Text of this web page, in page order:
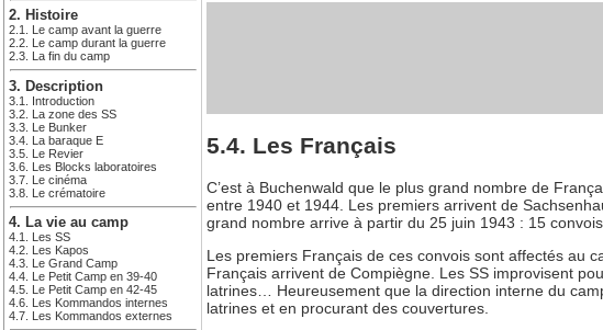
2. Histoire
2.1. Le camp avant la guerre
2.2. Le camp durant la guerre
2.3. La fin du camp
3. Description
3.1. Introduction
3.2. La zone des SS
3.3. Le Bunker
3.4. La baraque E
3.5. Le Revier
3.6. Les Blocks laboratoires
3.7. Le cinéma
3.8. Le crématoire
4. La vie au camp
4.1. Les SS
4.2. Les Kapos
4.3. Le Grand Camp
4.4. Le Petit Camp en 39-40
4.5. Le Petit Camp en 42-45
4.6. Les Kommandos internes
4.7. Les Kommandos externes
5.4. Les Français
C’est à Buchenwald que le plus grand nombre de
entre 1940 et 1944. Les premiers arrivent de
grand nombre arrive à partir du 25 juin 1943 : 15
Les premiers Français de ces convois sont affectés au
Français arrivent de Compiègne. Les SS improvisent
latrines… Heureusement que la direction interne du
latrines et en procurant des couvertures.